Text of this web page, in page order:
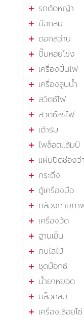
รถตัดหญ้า
บ๊อกลม
ดอกสว่าน
ปั๊มหอยโข่ง
เครื่องปั่นไฟ
เครื่องสูบน้ำ
สวิตซ์ไฟ
สวิตซ์หรี่ไฟ
เต้ารับ
ไพล็อตแล้มป์
แผ่นปิดช่องว่
กระดิ่ง
ตู้เครื่องมือ
กล้องถ่ายภา
เครื่องวัด
ฐานเข็น
กบไสไม้
ชุดบ๊อกซ์
น้ำยาหยอด
บล็อคลม
เครื่องเลื่อยโซ่